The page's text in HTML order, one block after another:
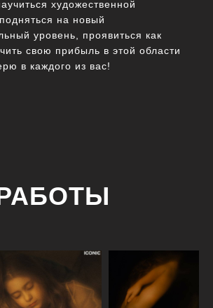
художественной
на новый
уровень, проявиться как
свою прибыль в этой области
в каждого из вас!